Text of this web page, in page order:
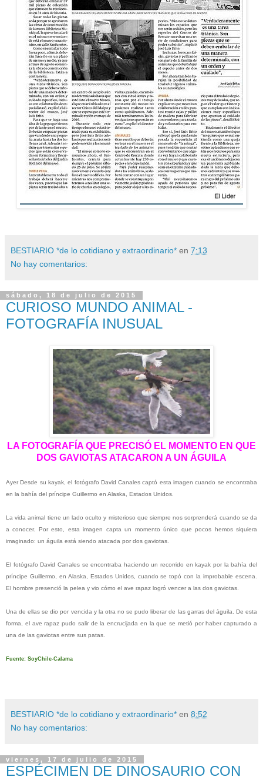
BESTIARIO *de lo cotidiano y extraordinario* en 7:13
No hay comentarios:
sábado, 18 de julio de 2015
CURIOSO MUNDO ANIMAL -
FOTOGRAFÍA INUSUAL
LA FOTOGRAFÍA QUE PRECISÓ EL MOMENTO EN QUE
DOS GAVIOTAS ATACARON A UN ÁGUILA
Ayer Desde su kayak, el fotógrafo David Canales captó esta imagen cuando se encontraba
en la bahía del príncipe Guillermo en Alaska, Estados Unidos.
La vida animal tiene un lado oculto y misterioso que siempre nos sorprenderá cuando se da
a conocer. Por esto, esta imagen capta un momento único que pocos hemos siquiera
imaginado: un águila está siendo atacada por dos gaviotas.
El fotógrafo David Canales se encontraba haciendo un recorrido en kayak por la bahía del
príncipe Guillermo, en Alaska, Estados Unidos, cuando se topó con la improbable escena.
El hombre presenció la pelea y vio cómo el ave rapaz logró vencer a las dos gaviotas.
Una de ellas se dio por vencida y la otra no se pudo liberar de las garras del águila. De esta
forma, el ave rapaz pudo salir de la encrucijada en la que se metió por haber capturado a
una de las gaviotas entre sus patas.
Fuente: SoyChile-Calama
BESTIARIO *de lo cotidiano y extraordinario* en 8:52
No hay comentarios:
viernes, 17 de julio de 2015
ESPÉCIMEN DE DINOSAURIO CON